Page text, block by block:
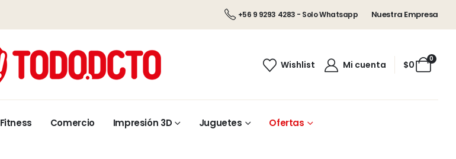
+56 9 9293 4283 - Solo Whatsapp Nuestra Empresa
Wishlist Mi cuenta
0
$0
Fitness Comercio Impresión 3D Juguetes Ofertas